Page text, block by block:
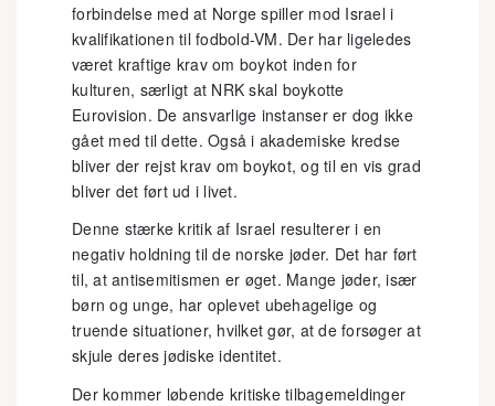
forbindelse med at Norge spiller mod Israel i
kvalifikationen til fodbold-VM. Der har ligeledes
været kraftige krav om boykot inden for
kulturen, særligt at NRK skal boykotte
Eurovision. De ansvarlige instanser er dog ikke
gået med til dette. Også i akademiske kredse
bliver der rejst krav om boykot, og til en vis grad
bliver det ført ud i livet.
Denne stærke kritik af Israel resulterer i en
negativ holdning til de norske jøder. Det har ført
til, at antisemitismen er øget. Mange jøder, især
børn og unge, har oplevet ubehagelige og
truende situationer, hvilket gør, at de forsøger at
skjule deres jødiske identitet.
Der kommer løbende kritiske tilbagemeldinger